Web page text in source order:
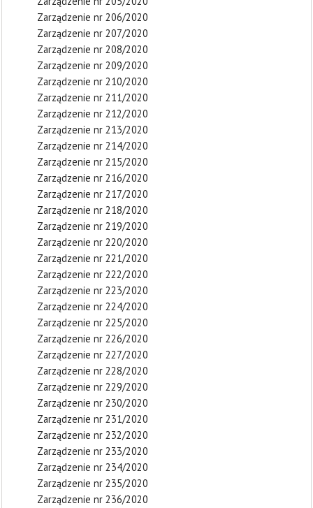
Zarządzenie nr 206/2020
Zarządzenie nr 207/2020
Zarządzenie nr 208/2020
Zarządzenie nr 209/2020
Zarządzenie nr 210/2020
Zarządzenie nr 211/2020
Zarządzenie nr 212/2020
Zarządzenie nr 213/2020
Zarządzenie nr 214/2020
Zarządzenie nr 215/2020
Zarządzenie nr 216/2020
Zarządzenie nr 217/2020
Zarządzenie nr 218/2020
Zarządzenie nr 219/2020
Zarządzenie nr 220/2020
Zarządzenie nr 221/2020
Zarządzenie nr 222/2020
Zarządzenie nr 223/2020
Zarządzenie nr 224/2020
Zarządzenie nr 225/2020
Zarządzenie nr 226/2020
Zarządzenie nr 227/2020
Zarządzenie nr 228/2020
Zarządzenie nr 229/2020
Zarządzenie nr 230/2020
Zarządzenie nr 231/2020
Zarządzenie nr 232/2020
Zarządzenie nr 233/2020
Zarządzenie nr 234/2020
Zarządzenie nr 235/2020
Zarządzenie nr 236/2020